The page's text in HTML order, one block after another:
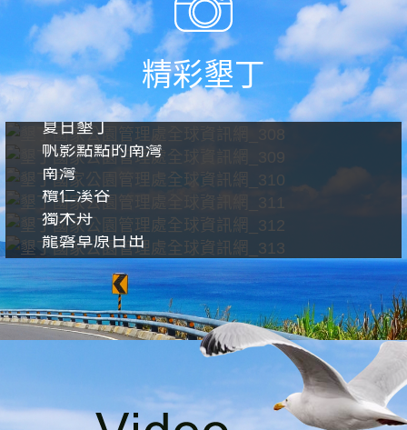
精彩墾丁
夏日墾丁
帆影點點的南灣
南灣
欖仁溪谷
獨木舟
龍磐草原日出